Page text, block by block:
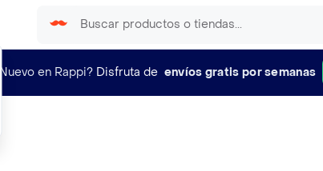
¿Nuevo en Rappi? Disfruta de envíos gratis por semanas